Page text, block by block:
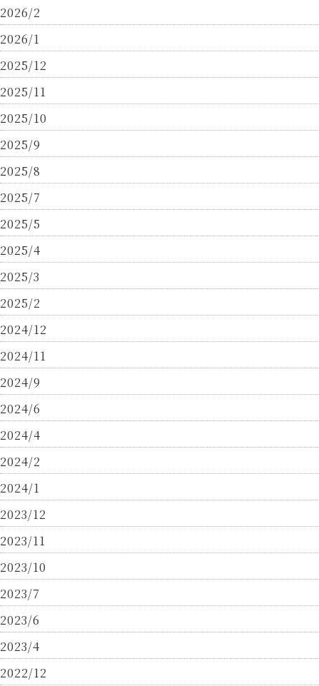
2026/2
2026/1
2025/12
2025/11
2025/10
2025/9
2025/8
2025/7
2025/5
2025/4
2025/3
2025/2
2024/12
2024/11
2024/9
2024/6
2024/4
2024/2
2024/1
2023/12
2023/11
2023/10
2023/7
2023/6
2023/4
2022/12